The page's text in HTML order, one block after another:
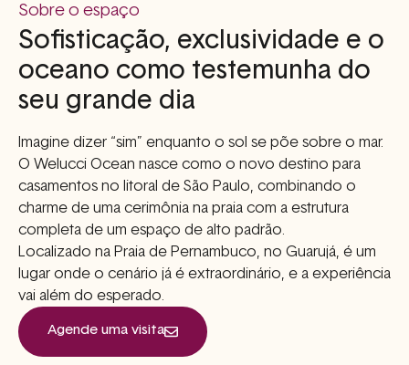
Sobre o espaço
Sofisticação, exclusividade e o
oceano como testemunha do
seu grande dia
Imagine dizer “sim” enquanto o sol se põe sobre o mar.
O Welucci Ocean nasce como o novo destino para
casamentos no litoral de São Paulo, combinando o
charme de uma cerimônia na praia com a estrutura
completa de um espaço de alto padrão.
Localizado na Praia de Pernambuco, no Guarujá, é um
lugar onde o cenário já é extraordinário, e a experiência
vai além do esperado.
Agende uma visita